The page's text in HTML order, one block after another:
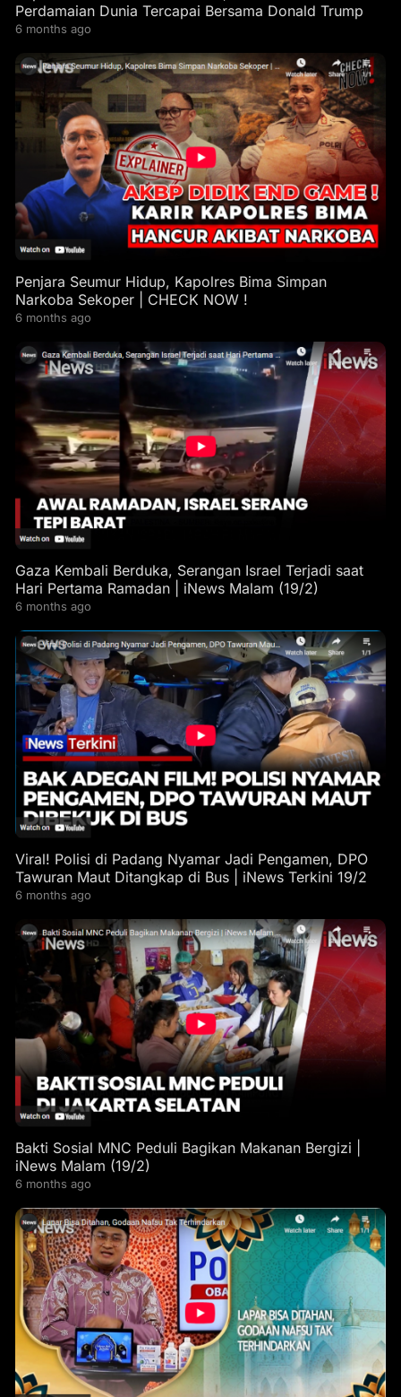
Perdamaian Dunia Tercapai Bersama Donald Trump
6 months ago
Penjara Seumur Hidup, Kapolres Bima Simpan
Narkoba Sekoper | CHECK NOW !
6 months ago
Gaza Kembali Berduka, Serangan Israel Terjadi saat
Hari Pertama Ramadan | iNews Malam (19/2)
6 months ago
Viral! Polisi di Padang Nyamar Jadi Pengamen, DPO
Tawuran Maut Ditangkap di Bus | iNews Terkini 19/2
6 months ago
Bakti Sosial MNC Peduli Bagikan Makanan Bergizi |
iNews Malam (19/2)
6 months ago